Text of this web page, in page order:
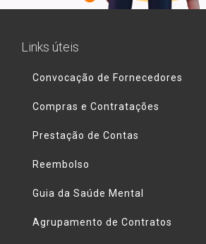
Links úteis
Convocação de Fornecedores
Compras e Contratações
Prestação de Contas
Reembolso
Guia da Saúde Mental
Agrupamento de Contratos